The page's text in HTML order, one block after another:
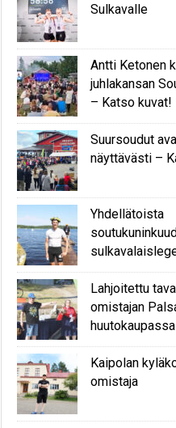
Sulkavalle
Antti Ketonen
juhlakansan
– Katso kuvat!
Suursoudut
näyttävästi –
Yhdellätoista
Lahjoitettu
omistajan
huutokaupassa
Kaipolan
omistaja